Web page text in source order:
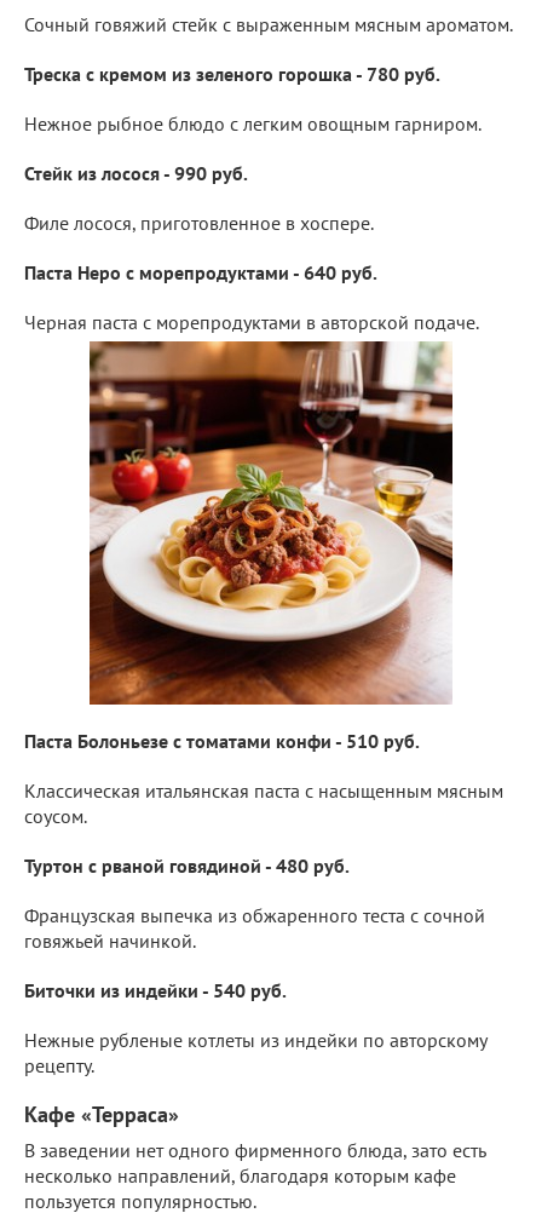
Сочный говяжий стейк с выраженным мясным ароматом.
Треска с кремом из зеленого горошка - 780 руб.
Нежное рыбное блюдо с легким овощным гарниром.
Стейк из лосося - 990 руб.
Филе лосося, приготовленное в хоспере.
Паста Неро с морепродуктами - 640 руб.
Черная паста с морепродуктами в авторской подаче.
Паста Болоньезе с томатами конфи - 510 руб.
Классическая итальянская паста с насыщенным мясным
соусом.
Туртон с рваной говядиной - 480 руб.
Французская выпечка из обжаренного теста с сочной
говяжьей начинкой.
Биточки из индейки - 540 руб.
Нежные рубленые котлеты из индейки по авторскому
рецепту.
Кафе «Терраса»
В заведении нет одного фирменного блюда, зато есть
несколько направлений, благодаря которым кафе
пользуется популярностью.